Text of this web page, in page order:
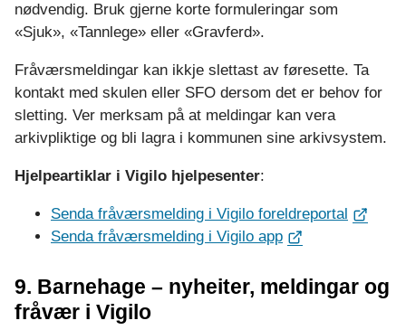
nødvendig. Bruk gjerne korte formuleringar som
«Sjuk», «Tannlege» eller «Gravferd».
Fråværsmeldingar kan ikkje slettast av føresette. Ta
kontakt med skulen eller SFO dersom det er behov for
sletting. Ver merksam på at meldingar kan vera
arkivpliktige og bli lagra i kommunen sine arkivsystem.
Hjelpeartiklar i Vigilo hjelpesenter:
Senda fråværsmelding i Vigilo foreldreportal
Senda fråværsmelding i Vigilo app
9. Barnehage – nyheiter, meldingar og
fråvær i Vigilo